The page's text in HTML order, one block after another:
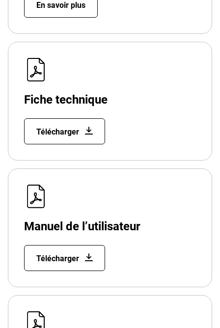
En savoir plus
Fiche technique
Télécharger
Manuel de l’utilisateur
Télécharger